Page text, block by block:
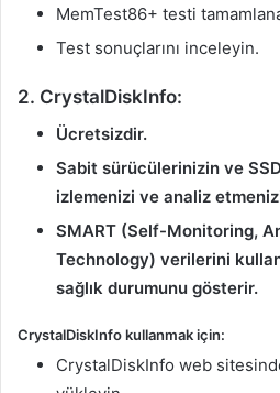
MemTest86+ testi
Test sonuçlarını inceleyin.
2. CrystalDiskInfo:
Ücretsizdir.
Sabit sürücülerinizin ve
izlemenizi ve analiz
SMART (Self-Monitoring,
Technology) verilerini
sağlık durumunu gösterir.
CrystalDiskInfo kullanmak için:
CrystalDiskInfo web